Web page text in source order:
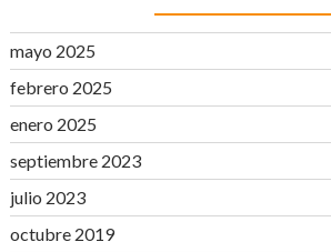
mayo 2025
febrero 2025
enero 2025
septiembre 2023
julio 2023
octubre 2019